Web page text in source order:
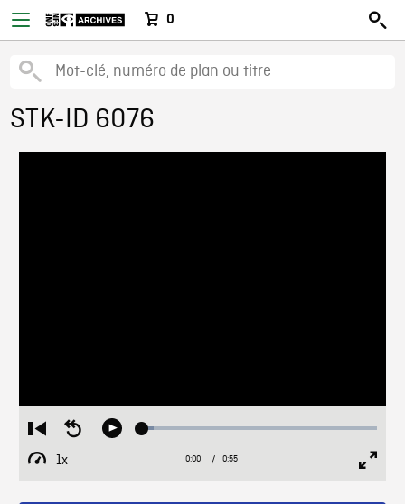
0
STK-ID 6076
Restart
from
beginning
Seek
Play Loaded:
1x
Playback
Current
0:00 / Duration
0:55